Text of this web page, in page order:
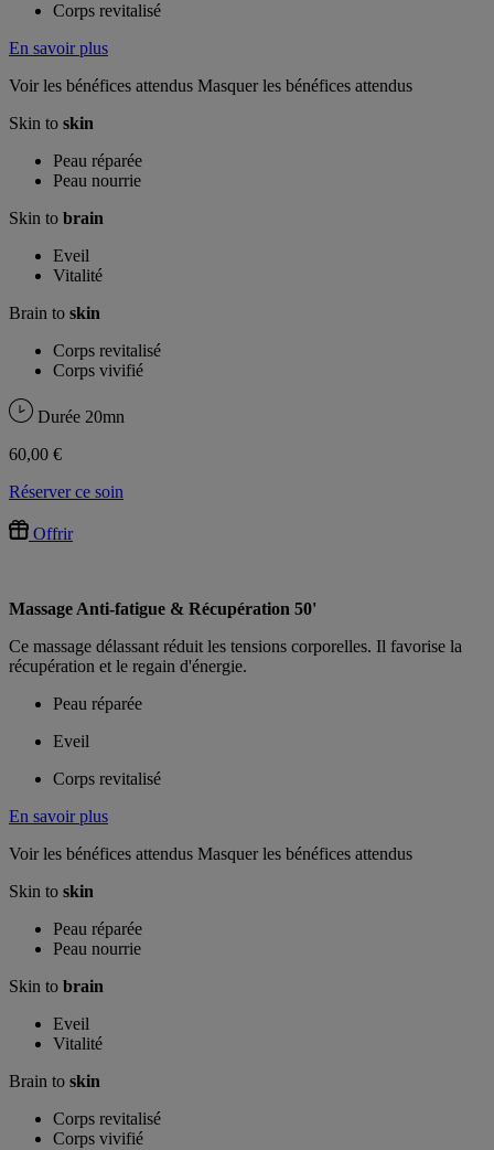
Corps revitalisé
En savoir plus
Voir les bénéfices attendus Masquer les bénéfices attendus
Skin to skin
Peau réparée
Peau nourrie
Skin to brain
Eveil
Vitalité
Brain to skin
Corps revitalisé
Corps vivifié
Durée 20mn
60,00 €
Réserver ce soin
Offrir
Massage Anti-fatigue & Récupération 50'
Ce massage délassant réduit les tensions corporelles. Il favorise la
récupération et le regain d'énergie.
Peau réparée
Eveil
Corps revitalisé
En savoir plus
Voir les bénéfices attendus Masquer les bénéfices attendus
Skin to skin
Peau réparée
Peau nourrie
Skin to brain
Eveil
Vitalité
Brain to skin
Corps revitalisé
Corps vivifié